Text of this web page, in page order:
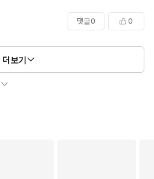
댓글0 0
더보기